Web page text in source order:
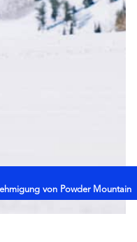
von Powder Mountain